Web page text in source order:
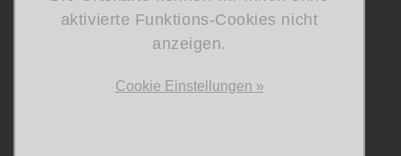
aktivierte Funktions-Cookies nicht
anzeigen.
Cookie Einstellungen »